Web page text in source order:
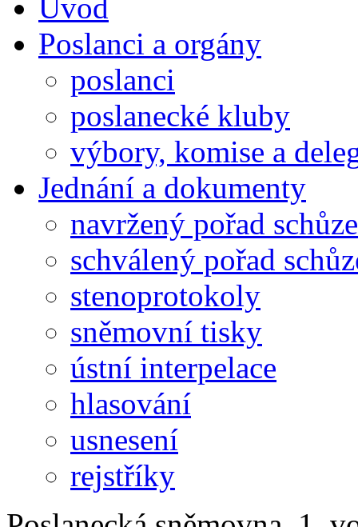
Úvod
Poslanci a orgány
poslanci
poslanecké kluby
výbory, komise a
Jednání a dokumenty
navržený pořad schůze
schválený pořad
stenoprotokoly
sněmovní tisky
ústní interpelace
hlasování
usnesení
rejstříky